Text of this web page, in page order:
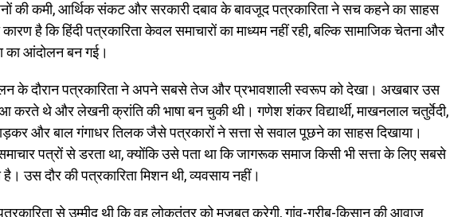
की कमी, आर्थिक संकट और सरकारी दबाव के बावजूद पत्रकारिता ने सच कहने का साहस
है कि हिंदी पत्रकारिता केवल समाचारों का माध्यम नहीं रही, बल्कि सामाजिक चेतना और
का आंदोलन बन गई।
के दौरान पत्रकारिता ने अपने सबसे तेज और प्रभावशाली स्वरूप को देखा। अखबार उस
करते थे और लेखनी क्रांति की भाषा बन चुकी थी। गणेश शंकर विद्यार्थी, माखनलाल चतुर्वेदी,
और बाल गंगाधर तिलक जैसे पत्रकारों ने सत्ता से सवाल पूछने का साहस दिखाया।
पत्रों से डरता था, क्योंकि उसे पता था कि जागरूक समाज किसी भी सत्ता के लिए सबसे
है। उस दौर की पत्रकारिता मिशन थी, व्यवसाय नहीं।
से उम्मीद थी कि वह लोकतंत्र को मजबूत करेगी, गांव-गरीब-किसान की आवाज